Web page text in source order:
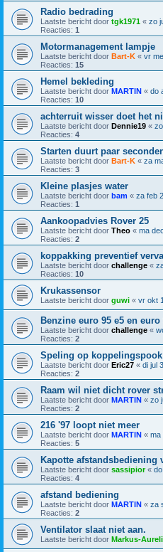
Radio bedrading
Laatste bericht door tgk1971 « zo
Reacties: 1
Motormanagement lampje
Laatste bericht door Bart-K « vr
Reacties: 15
Hemel bekleding
Laatste bericht door MARTIN « do
Reacties: 10
achterruit wisser doet het
Laatste bericht door Dennie19 «
Reacties: 4
Starten duurt paar
Laatste bericht door Bart-K « za
Reacties: 3
Kleine plasjes water
Laatste bericht door bam « za feb
Reacties: 1
Aankoopadvies Rover 25
Laatste bericht door Theo « ma
Reacties: 2
koppakking preventief
Laatste bericht door challenge «
Reacties: 10
Krukassensor
Laatste bericht door guwi « vr okt
Benzine euro 95 e5 en euro
Laatste bericht door challenge «
Reacties: 2
Speling op koppelingspook
Laatste bericht door Eric27 « di jul
Reacties: 2
Raam wil niet dicht rover
Laatste bericht door MARTIN « zo
Reacties: 2
216 '97 loopt niet meer
Laatste bericht door MARTIN « ma
Reacties: 5
Kapotte afstandsbediening
Laatste bericht door sassipior«
Reacties: 4
afstand bediening
Laatste bericht door MARTIN « za
Reacties: 2
Ventilator slaat niet aan.
Laatste bericht door Markus-